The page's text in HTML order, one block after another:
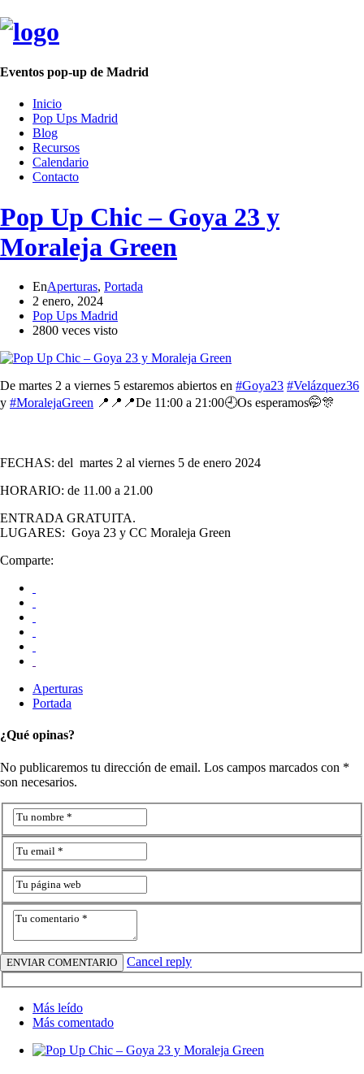
Eventos pop-up de Madrid
Inicio
Pop Ups Madrid
Blog
Recursos
Calendario
Contacto
Pop Up Chic – Goya 23 y
Moraleja Green
EnAperturas, Portada
2 enero, 2024
Pop Ups Madrid
2800 veces visto
De martes 2 a viernes 5 estaremos abiertos en #Goya23 #Velázquez36
y #MoralejaGreen 📍📍📍De 11:00 a 21:00🕘Os esperamos🤭🎊
FECHAS: del martes 2 al viernes 5 de enero 2024
HORARIO: de 11.00 a 21.00
ENTRADA GRATUITA.
LUGARES: Goya 23 y CC Moraleja Green
Comparte:
Aperturas
Portada
¿Qué opinas?
No publicaremos tu dirección de email. Los campos marcados con *
son necesarios.
Cancel reply
Más leído
Más comentado